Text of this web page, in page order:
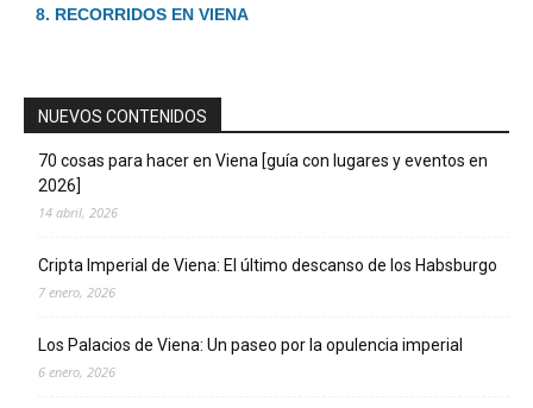
8. RECORRIDOS EN VIENA
NUEVOS CONTENIDOS
70 cosas para hacer en Viena [guía con lugares y eventos en
2026]
14 abril, 2026
Cripta Imperial de Viena: El último descanso de los Habsburgo
7 enero, 2026
Los Palacios de Viena: Un paseo por la opulencia imperial
6 enero, 2026